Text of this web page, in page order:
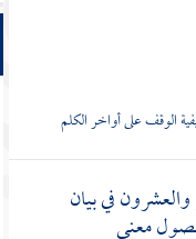
الوقف على أواخر الكلم
في بيان
معنى